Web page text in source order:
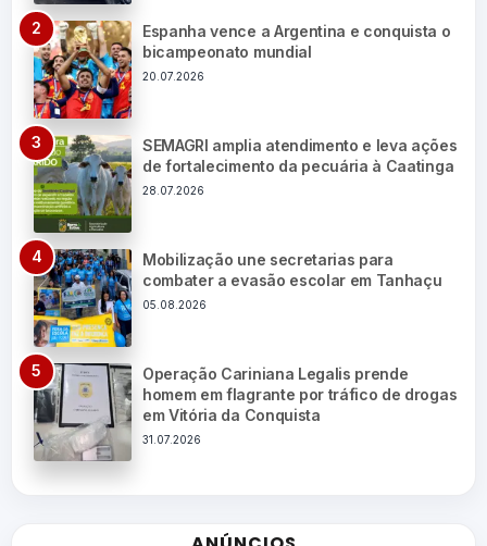
Espanha vence a Argentina e conquista o
bicampeonato mundial
20.07.2026
SEMAGRI amplia atendimento e leva ações
de fortalecimento da pecuária à Caatinga
28.07.2026
Mobilização une secretarias para
combater a evasão escolar em Tanhaçu
05.08.2026
Operação Cariniana Legalis prende
homem em flagrante por tráfico de drogas
em Vitória da Conquista
31.07.2026